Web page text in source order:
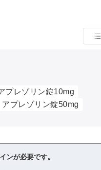
プレゾリン錠10mg
アプレゾリン錠50mg
ンが必要です。